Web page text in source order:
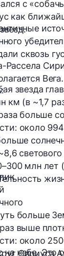
с
как
сквозь
Рассела
звезда
км (в ~1,7
больше
около
светового
млн лет
больше
выше
около
Сириуса
небе. Это